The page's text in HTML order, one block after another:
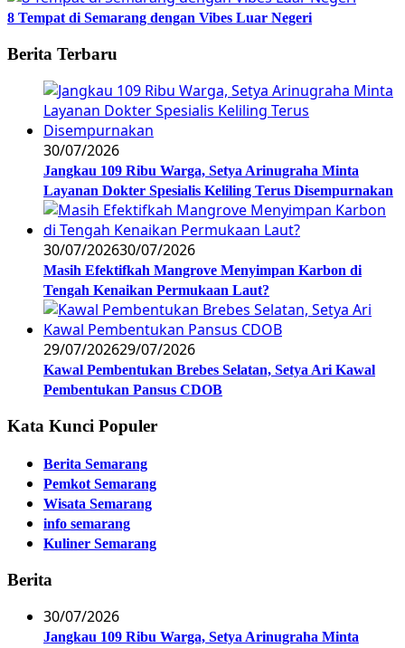
8 Tempat di Semarang dengan Vibes Luar Negeri
Berita Terbaru
30/07/2026
Jangkau 109 Ribu Warga, Setya Arinugraha Minta
Layanan Dokter Spesialis Keliling Terus Disempurnakan
30/07/202630/07/2026
Masih Efektifkah Mangrove Menyimpan Karbon di
Tengah Kenaikan Permukaan Laut?
29/07/202629/07/2026
Kawal Pembentukan Brebes Selatan, Setya Ari Kawal
Pembentukan Pansus CDOB
Kata Kunci Populer
Berita Semarang
Pemkot Semarang
Wisata Semarang
info semarang
Kuliner Semarang
Berita
30/07/2026
Jangkau 109 Ribu Warga, Setya Arinugraha Minta